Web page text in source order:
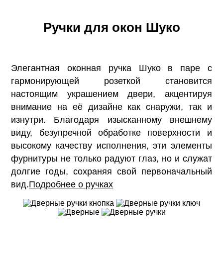
Ручки для окон Шуко
Элегантная оконная ручка Шуко в паре с
гармонирующей розеткой становится
настоящим украшением двери, акцентируя
внимание на её дизайне как снаружи, так и
изнутри. Благодаря изысканному внешнему
виду, безупречной обработке поверхности и
высокому качеству исполнения, эти элементы
фурнитуры не только радуют глаз, но и служат
долгие годы, сохраняя свой первоначальный
вид.Подробнее о ручках